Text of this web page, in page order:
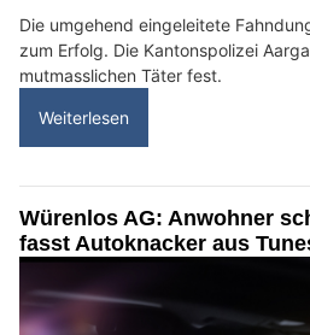
Die umgehend eingeleitete
zum Erfolg. Die Kantonspolizei
mutmasslichen Täter fest.
Weiterlesen
Würenlos AG: Anwohner
fasst Autoknacker aus